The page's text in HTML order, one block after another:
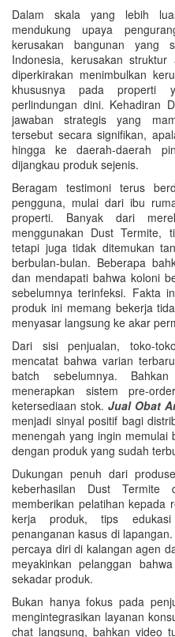
Dalam skala yang lebih
mendukung upaya
kerusakan bangunan yang
Indonesia, kerusakan
diperkirakan menimbulkan
khususnya pada properti
perlindungan dini. Kehadiran
jawaban strategis yang
tersebut secara signifikan,
hingga ke daerah-daerah
dijangkau produk sejenis.
Beragam testimoni terus
pengguna, mulai dari ibu
properti. Banyak dari
menggunakan Dust Termite,
tetapi juga tidak ditemukan
berbulan-bulan. Beberapa
dan mendapati bahwa koloni
sebelumnya terinfeksi. Fakta
produk ini memang bekerja
menyasar langsung ke akar
Dari sisi penjualan, toko-
mencatat bahwa varian
batch sebelumnya.
menerapkan sistem pre-
ketersediaan stok. Jual Obat
menjadi sinyal positif bagi
menengah yang ingin
dengan produk yang sudah
Dukungan penuh dari
keberhasilan Dust
memberikan pelatihan kepada
kerja produk, tips
penanganan kasus di
percaya diri di kalangan agen
meyakinkan pelanggan
sekadar produk.
Bukan hanya fokus pada
mengintegrasikan layanan
chat langsung, bahkan video